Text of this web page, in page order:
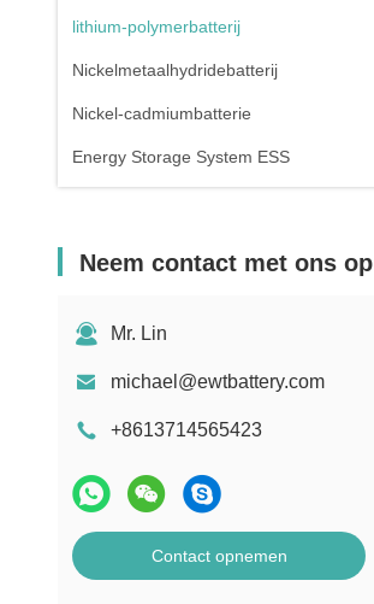
lithium-polymerbatterij
Nickelmetaalhydridebatterij
Nickel-cadmiumbatterie
Energy Storage System ESS
Neem contact met ons op
Mr. Lin
michael@ewtbattery.com
+8613714565423
Contact opnemen